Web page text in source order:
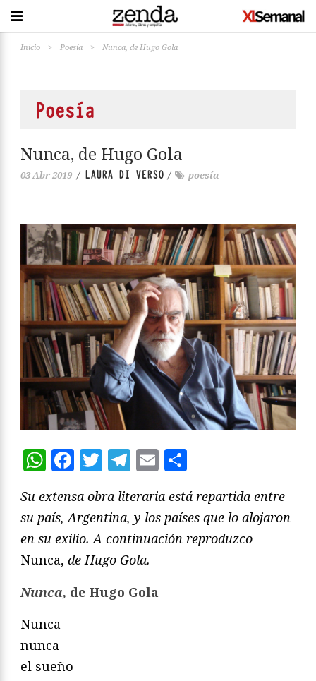
Inicio > Poesía > Nunca, de Hugo Gola
Poesía
Nunca, de Hugo Gola
03 Abr 2019 / LAURA DI VERSO / poesía
WhatsApp
Facebook
Twitter
Telegram
Email
Su extensa obra literaria está repartida entre
su país, Argentina, y los países que lo alojaron
en su exilio. A continuación reproduzco
Nunca, de Hugo Gola.
Nunca, de Hugo Gola
Nunca
nunca
el sueño